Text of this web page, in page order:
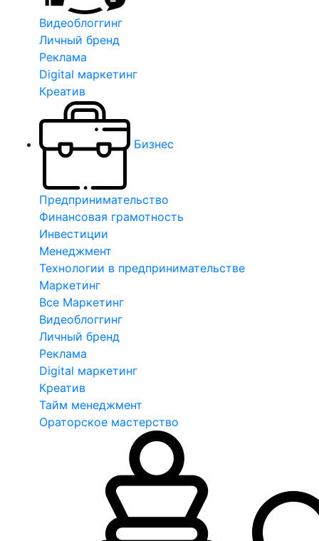
Видеоблоггинг
Личный бренд
Реклама
Digital маркетинг
Креатив
Бизнес
Предпринимательство
Финансовая грамотность
Инвестиции
Менеджмент
Технологии в предпринимательстве
Маркетинг
Все Маркетинг
Видеоблоггинг
Личный бренд
Реклама
Digital маркетинг
Креатив
Тайм менеджмент
Ораторское мастерство